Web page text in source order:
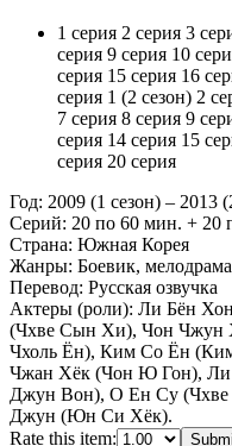
1 серия 2 серия 3
серия 9 серия 10
серия 15 серия 16
серия 1 (2 сезон) 2
7 серия 8 серия 9
серия 14 серия 15
серия 20 серия
Год: 2009 (1 сезон) – 2013
Серий: 20 по 60 мин. + 20
Страна: Южная Корея
Жанры: Боевик,
Перевод: Русская озвучка
Актеры (роли): Ли Бён
(Чхве Сын Хи), Чон
Чхоль Ён), Ким Со Ён
Чжан Хёк (Чон Ю Гон),
Джун Вон), О Ен Су
Джун (Юн Си Хёк).
Rate this item: